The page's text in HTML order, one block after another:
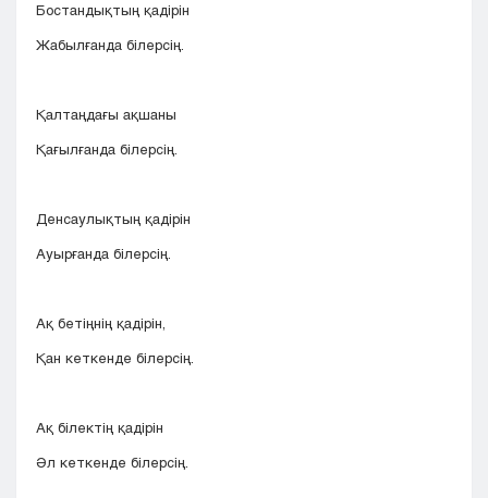
Бостандықтың қадірін
Жабылғанда білерсің.
Қалтаңдағы ақшаны
Қағылғанда білерсің.
Денсаулықтың қадірін
Ауырғанда білерсің.
Ақ бетіңнің қадірін,
Қан кеткенде білерсің.
Ақ білектің қадірін
Әл кеткенде білерсің.